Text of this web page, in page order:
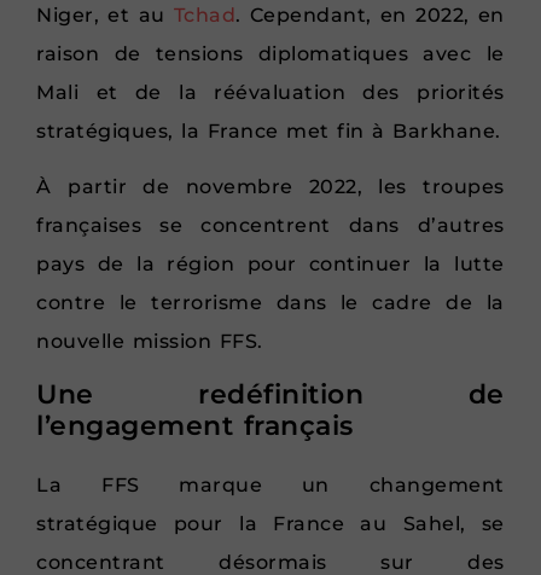
Niger, et au Tchad. Cependant, en 2022, en
raison de tensions diplomatiques avec le
Mali et de la réévaluation des priorités
stratégiques, la France met fin à Barkhane.
À partir de novembre 2022, les troupes
françaises se concentrent dans d’autres
pays de la région pour continuer la lutte
contre le terrorisme dans le cadre de la
nouvelle mission FFS.
Une redéfinition de
l’engagement français
La FFS marque un changement
stratégique pour la France au Sahel, se
concentrant désormais sur des